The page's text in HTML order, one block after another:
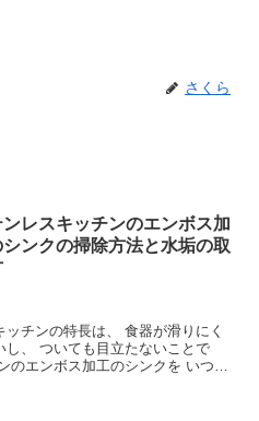
さくら
ンレスキッチンのエンボス加
ンクの掃除方法と水垢の取
長は、 食器が滑りにく
いことで